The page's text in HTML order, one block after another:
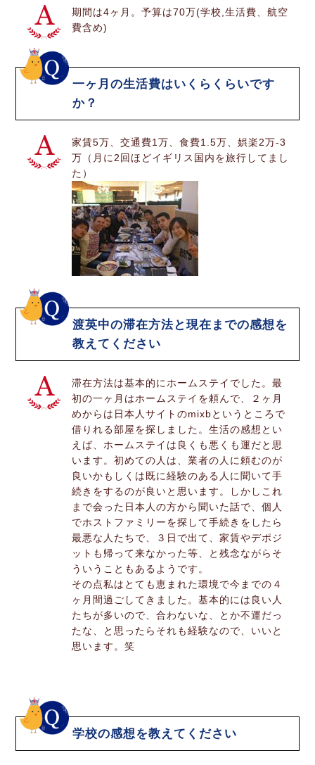
期間は4ヶ月。予算は70万(学校,生活費、航空
費含め)
一ヶ月の生活費はいくらくらいです
か？
家賃5万、交通費1万、食費1.5万、娯楽2万-3
万（月に2回ほどイギリス国内を旅行してまし
た）
渡英中の滞在方法と現在までの感想を
教えてください
滞在方法は基本的にホームステイでした。最
初の一ヶ月はホームステイを頼んで、２ヶ月
めからは日本人サイトのmixbというところで
借りれる部屋を探しました。生活の感想とい
えば、ホームステイは良くも悪くも運だと思
います。初めての人は、業者の人に頼むのが
良いかもしくは既に経験のある人に聞いて手
続きをするのが良いと思います。しかしこれ
まで会った日本人の方から聞いた話で、個人
でホストファミリーを探して手続きをしたら
最悪な人たちで、３日で出て、家賃やデポジ
ットも帰って来なかった等、と残念ながらそ
ういうこともあるようです。
その点私はとても恵まれた環境で今までの４
ヶ月間過ごしてきました。基本的には良い人
たちが多いので、合わないな、とか不運だっ
たな、と思ったらそれも経験なので、いいと
思います。笑
学校の感想を教えてください